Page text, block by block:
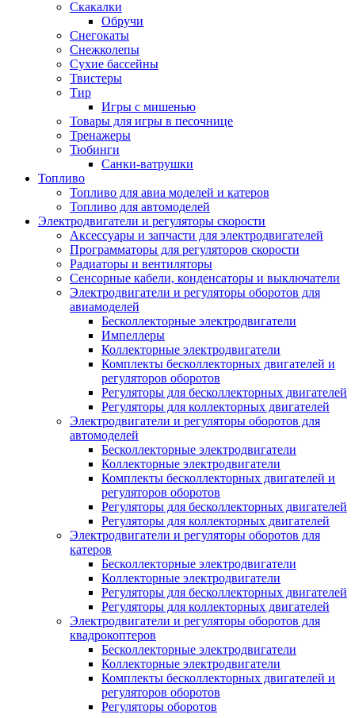
Скакалки
Обручи
Снегокаты
Снежколепы
Сухие бассейны
Твистеры
Тир
Игры с мишенью
Товары для игры в песочнице
Тренажеры
Тюбинги
Санки-ватрушки
Топливо
Топливо для авиа моделей и катеров
Топливо для автомоделей
Электродвигатели и регуляторы скорости
Аксессуары и запчасти для электродвигателей
Программаторы для регуляторов скорости
Радиаторы и вентиляторы
Сенсорные кабели, конденсаторы и выключатели
Электродвигатели и регуляторы оборотов для
авиамоделей
Бесколлекторные электродвигатели
Импеллеры
Коллекторные электродвигатели
Комплекты бесколлекторных двигателей и
регуляторов оборотов
Регуляторы для бесколлекторных двигателей
Регуляторы для коллекторных двигателей
Электродвигатели и регуляторы оборотов для
автомоделей
Бесколлекторные электродвигатели
Коллекторные электродвигатели
Комплекты бесколлекторных двигателей и
регуляторов оборотов
Регуляторы для бесколлекторных двигателей
Регуляторы для коллекторных двигателей
Электродвигатели и регуляторы оборотов для
катеров
Бесколлекторные электродвигатели
Коллекторные электродвигатели
Регуляторы для бесколлекторных двигателей
Регуляторы для коллекторных двигателей
Электродвигатели и регуляторы оборотов для
квадрокоптеров
Бесколлекторные электродвигатели
Коллекторные электродвигатели
Комплекты бесколлекторных двигателей и
регуляторов оборотов
Регуляторы оборотов